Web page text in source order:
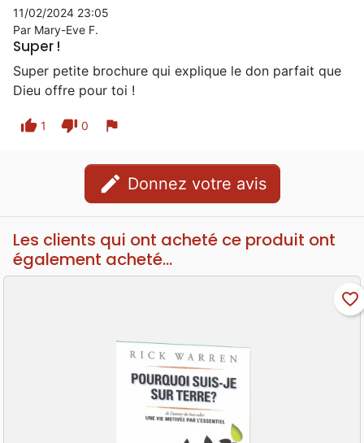
11/02/2024 23:05
Par Mary-Eve F.
Super !
Super petite brochure qui explique le don parfait que
Dieu offre pour toi !
thumb_up 1 thumb_down 0 flag
edit Donnez votre avis
Les clients qui ont acheté ce produit ont
également acheté...
favorite_border